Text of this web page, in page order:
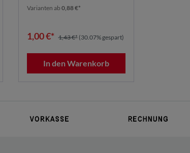
Varianten ab 0,88 €*
1,00 €* 1,43 €* (30.07% gespart)
In den Warenkorb